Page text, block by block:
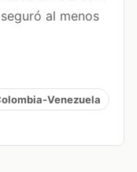
al menos
Venezuela